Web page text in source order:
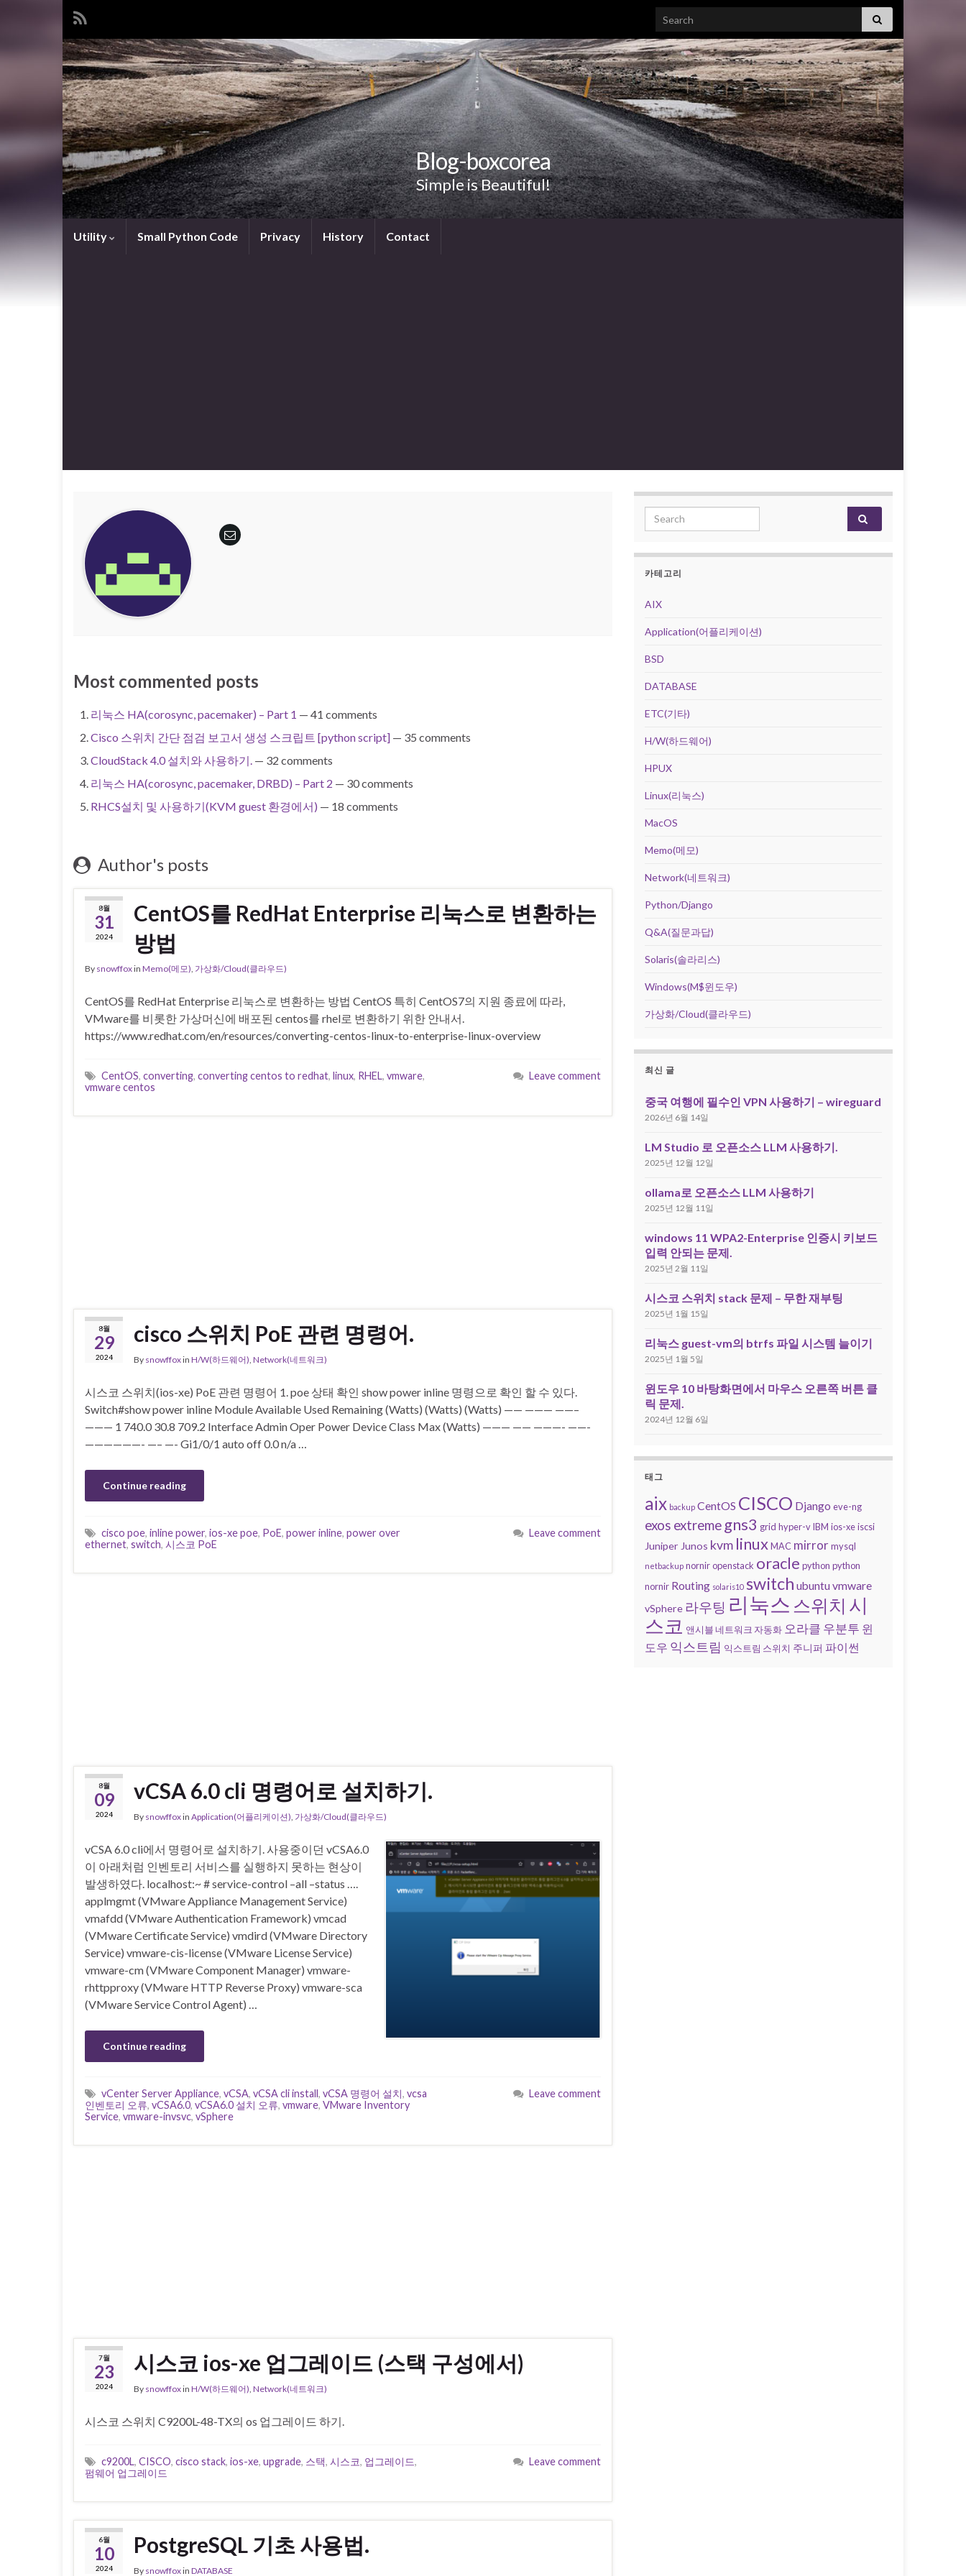
Search for:
Blog-boxcorea
Simple is Beautiful!
Utility Small Python Code Privacy History Contact
Most commented posts
리눅스 HA(corosync, pacemaker) – Part 1 — 41 comments
Cisco 스위치 간단 점검 보고서 생성 스크립트 [python script] — 35 comments
CloudStack 4.0 설치와 사용하기. — 32 comments
리눅스 HA(corosync, pacemaker, DRBD) – Part 2 — 30 comments
RHCS설치 및 사용하기(KVM guest 환경에서) — 18 comments
Author's posts
8월
31
2024
CentOS를 RedHat Enterprise 리눅스로 변환하는
방법
By snowffoxin Memo(메모) 가상화/Cloud(클라우드)
CentOS를 RedHat Enterprise 리눅스로 변환하는 방법 CentOS 특히 CentOS7의 지원 종료에 따라,
VMware를 비롯한 가상머신에 배포된 centos를 rhel로 변환하기 위한 안내서.
https://www.redhat.com/en/resources/converting-centos-linux-to-enterprise-linux-overview
CentOS, converting, converting centos to redhat, linux, RHEL, vmware,
vmware centos
Leave comment
8월
29
2024
cisco 스위치 PoE 관련 명령어.
By snowffoxin H/W(하드웨어) Network(네트워크)
시스코 스위치(ios-xe) PoE 관련 명령어 1. poe 상태 확인 show power inline 명령으로 확인 할 수 있다.
Switch#show power inline Module Available Used Remaining (Watts) (Watts) (Watts) —— ——— ——–
——— 1 740.0 30.8 709.2 Interface Admin Oper Power Device Class Max (Watts) ——— —— ———- ——-
——————- —– —- Gi1/0/1 auto off 0.0 n/a …
Continue reading
cisco poe, inline power, ios-xe poe, PoE, power inline, power over
ethernet, switch, 시스코 PoE
Leave comment
8월
09
2024
vCSA 6.0 cli 명령어로 설치하기.
By snowffoxin Application(어플리케이션) 가상화/Cloud(클라우드)
vCSA 6.0 cli에서 명령어로 설치하기. 사용중이던 vCSA6.0
이 아래처럼 인벤토리 서비스를 실행하지 못하는 현상이
발생하였다. localhost:~ # service-control –all –status ….
applmgmt (VMware Appliance Management Service)
vmafdd (VMware Authentication Framework) vmcad
(VMware Certificate Service) vmdird (VMware Directory
Service) vmware-cis-license (VMware License Service)
vmware-cm (VMware Component Manager) vmware-
rhttpproxy (VMware HTTP Reverse Proxy) vmware-sca
(VMware Service Control Agent) …
Continue reading
vCenter Server Appliance, vCSA, vCSA cli install, vCSA 명령어 설치, vcsa
인벤토리 오류, vCSA6.0, vCSA6.0 설치 오류, vmware, VMware Inventory
Service, vmware-invsvc, vSphere
Leave comment
7월
23
2024
시스코 ios-xe 업그레이드 (스택 구성에서)
By snowffoxin H/W(하드웨어) Network(네트워크)
시스코 스위치 C9200L-48-TX의 os 업그레이드 하기.
c9200L, CISCO, cisco stack, ios-xe, upgrade, 스택, 시스코, 업그레이드,
펌웨어 업그레이드
Leave comment
6월
10
2024
PostgreSQL 기초 사용법.
By snowffoxin DATABASE
Search for:
카테고리
AIX
Application(어플리케이션)
BSD
DATABASE
ETC(기타)
H/W(하드웨어)
HPUX
Linux(리눅스)
MacOS
Memo(메모)
Network(네트워크)
Python/Django
Q&A(질문과답)
Solaris(솔라리스)
Windows(M$윈도우)
가상화/Cloud(클라우드)
최신 글
중국 여행에 필수인 VPN 사용하기 – wireguard
2026년 6월 14일
LM Studio 로 오픈소스 LLM 사용하기.
2025년 12월 12일
ollama로 오픈소스 LLM 사용하기
2025년 12월 11일
windows 11 WPA2-Enterprise 인증시 키보드
입력 안되는 문제.
2025년 2월 11일
시스코 스위치 stack 문제 – 무한 재부팅
2025년 1월 15일
리눅스 guest-vm의 btrfs 파일 시스템 늘이기
2025년 1월 5일
윈도우 10 바탕화면에서 마우스 오른쪽 버튼 클
릭 문제.
2024년 12월 6일
태그
aix backup CentOS CISCO Django eve-ng
exos extreme gns3 grid hyper-vIBM ios-xeiscsi
Juniper Junos kvm linuxMAC mirror mysql
netbackup norniropenstack oracle python python
nornir Routing solaris10 switch ubuntuvmware
vSphere 라우팅 리눅스 스위치 시
스코 앤시블 네트워크 자동화 오라클 우분투 윈
도우 익스트림 익스트림 스위치 주니퍼 파이썬